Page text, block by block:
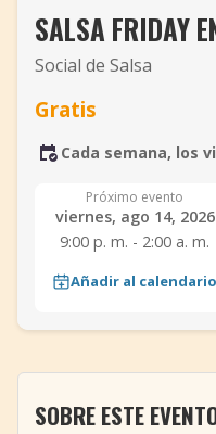
Glosario
Tienda
Añadir evento
SALSA FRIDAY
Social de Salsa
Gratis
Cada semana, los
Próximo evento
viernes, ago 14, 2026
9:00 p. m. - 2:00 a. m.
Añadir al calendario
SOBRE ESTE